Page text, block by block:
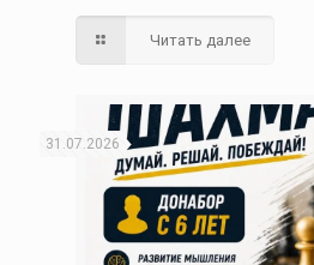
Читать далее
31.07.2026